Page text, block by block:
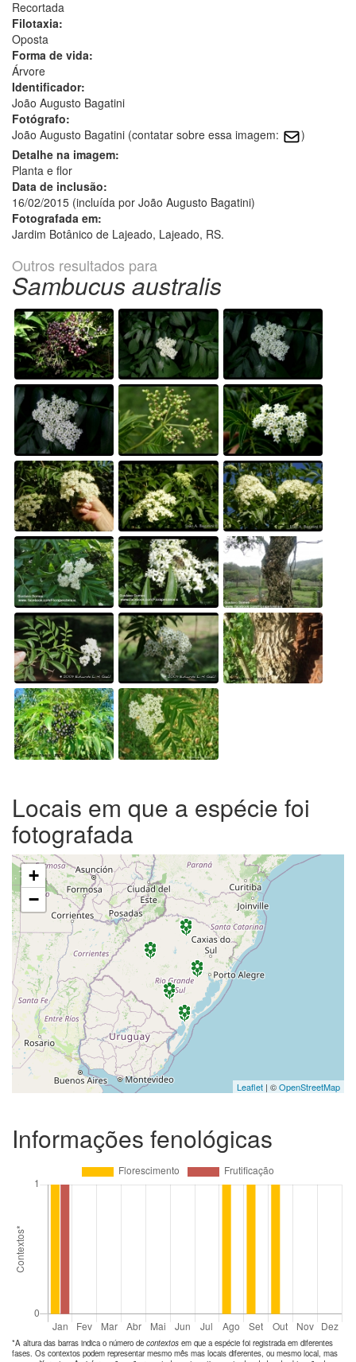
Recortada
Filotaxia:
Oposta
Forma de vida:
Árvore
Identificador:
João Augusto Bagatini
Fotógrafo:
João Augusto Bagatini (contatar sobre essa imagem:
)
Detalhe na imagem:
Planta e flor
Data de inclusão:
16/02/2015 (incluída por João Augusto Bagatini)
Fotografada em:
Jardim Botânico de Lajeado, Lajeado, RS.
Outros resultados para
Sambucus australis
Locais em que a espécie foi
fotografada
+
−
Leaflet | ©OpenStreetMap
Informações fenológicas
*A altura das barras indica o número de contextos em que a espécie foi registrada em diferentes
fases. Os contextos podem representar mesmo mês mas locais diferentes, ou mesmo local, mas